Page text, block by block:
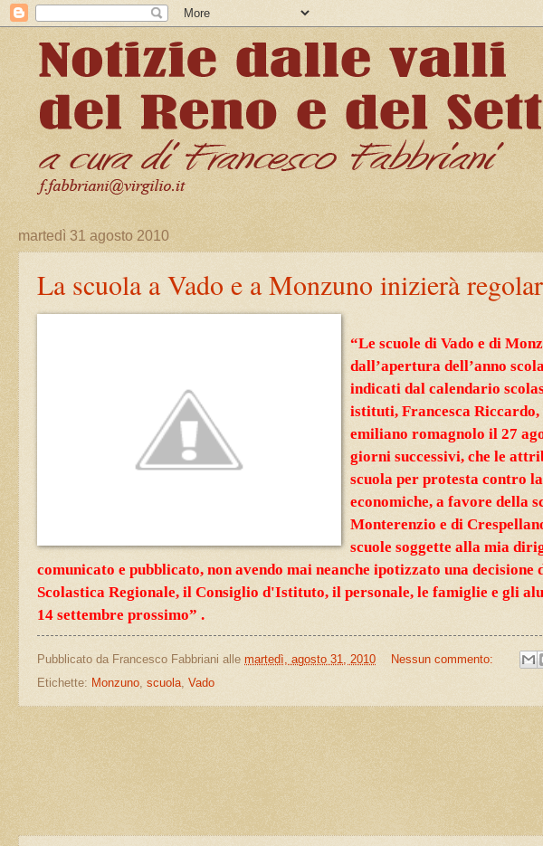
martedì 31 agosto 2010
La scuola a Vado e a Monzuno inizierà
“Le scuole di Vado e di
dall’apertura dell’anno
indicati dal calendario
istituti, Francesca
emiliano romagnolo il 27
giorni successivi, che le
scuola per protesta contro
economiche, a favore della
Monterenzio e di
scuole soggette alla mia
comunicato e pubblicato, non avendo mai neanche ipotizzato una
Scolastica Regionale, il Consiglio d'Istituto, il personale, le famiglie e gli
14 settembre prossimo” .
Pubblicato da Francesco Fabbriani alle martedì, agosto 31, 2010
Nessun commento:
Etichette: Monzuno, scuola, Vado